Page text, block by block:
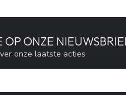
OP ONZE
onze laatste acties